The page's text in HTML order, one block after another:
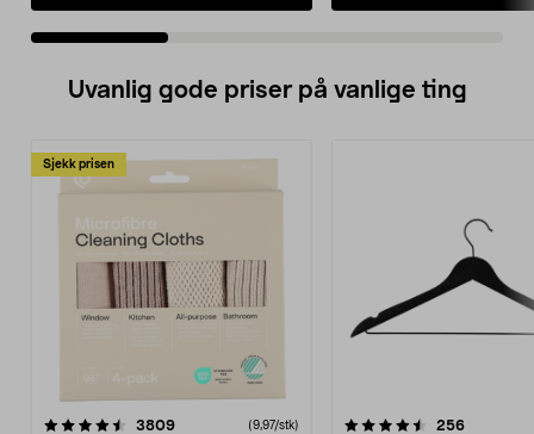
Uvanlig gode priser på vanlige ting
Sjekk prisen
3809anmeldelser(9,97/stk)
4.5av 5 stjerner 256
4.5av 5 stjerner